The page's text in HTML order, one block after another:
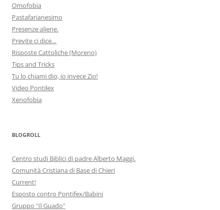
Omofobia
Pastafarianesimo
Presenze aliene.
Previte ci dice…
Risposte Cattoliche (Moreno)
Tips and Tricks
Tu lo chiami dio, io invece Zio!
Video Pontilex
Xenofobia
BLOGROLL
Centro studi Biblici di padre Alberto Maggi.
Comunità Cristiana di Base di Chieri
Current!
Esposto contro Pontifex/Babini
Gruppo "Il Guado"